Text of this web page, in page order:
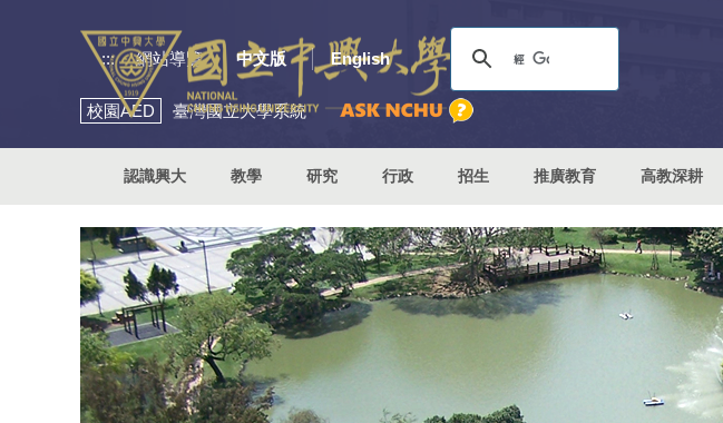
::: 網站導覽 中文版 English
校園AED 臺灣國立大學系統
認識興大 教學 研究 行政 招生 推廣教育 高教深耕